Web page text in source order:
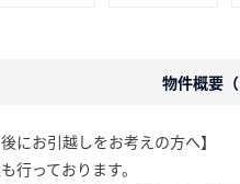
物件概要
にお引越しをお考えの方へ】
行っております。